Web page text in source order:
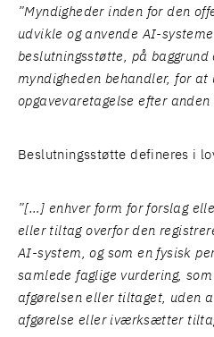
”Myndigheder inden for den
udvikle og anvende AI-
beslutningsstøtte, på baggrund
myndigheden behandler, for
opgavevaretagelse efter anden
Beslutningsstøtte defineres i
”[…] enhver form for forslag
eller tiltag overfor den
AI-system, og som en fysisk
samlede faglige vurdering,
afgørelsen eller tiltaget, uden
afgørelse eller iværksætter